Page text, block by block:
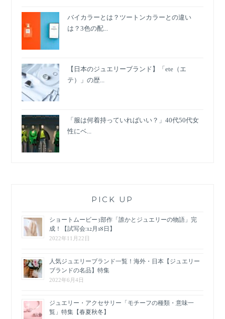
バイカラーとは？ツートンカラーとの違い
は？3色の配...
【日本のジュエリーブランド】「ete（エ
テ）」の歴...
「服は何着持っていればいい？」40代50代女
性にベ...
PICK UP
ショートムービー3部作「誰かとジュエリーの物語」完
成！【試写会:12月18日】
2022年11月22日
人気ジュエリーブランド一覧！海外・日本【ジュエリー
ブランドの名品】特集
2022年6月4日
ジュエリー・アクセサリー「モチーフの種類・意味一
覧」特集【春夏秋冬】